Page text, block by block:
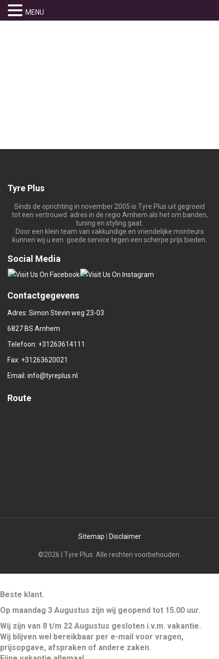
Tyre Plus
Sinds de oprichting in november 2005 is Tyre Plus uit gegroeid
tot een vertrouwd adres in de regio Arnhem als het om banden,
tuning en styling gaat.
Door een klein team van vakkundige en vriendelijke monteurs
kunnen wij u een goede service tegen een scherpe prijs bieden.
Social Media
Contactgegevens
Adres: Simon Stevin weg 23-03
6827 BS Arnhem
Telefoon: +31263614111
Fax: +31263620021
Email: info@tyreplus.nl
Route
Sitemap Disclaimer
©2026 | Tyre Plus. Alle rechten voorbehouden.
MENU
Beste klant.
Op maandag 3 Augustus zijn wij geopend tot 15.00 uur.
Wij zijn van 8 t/m 22 Augustus gesloten i.v.m. vakantie.
Wij blijven wel bereikbaar per e-mail voor vragen,
prijsopgave, afspraken of andere zaken.